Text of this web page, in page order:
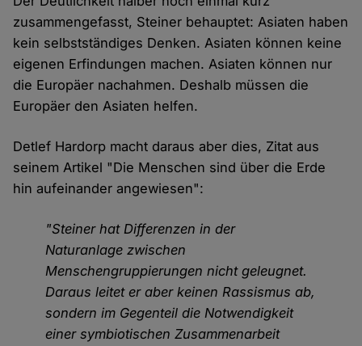
zusammengefasst, Steiner behauptet: Asiaten haben
kein selbstständiges Denken. Asiaten können keine
eigenen Erfindungen machen. Asiaten können nur
die Europäer nachahmen. Deshalb müssen die
Europäer den Asiaten helfen.
Detlef Hardorp macht daraus aber dies, Zitat aus
seinem Artikel "Die Menschen sind über die Erde
hin aufeinander angewiesen":
"Steiner hat Differenzen in der
Naturanlage zwischen
Menschengruppierungen nicht geleugnet.
Daraus leitet er aber keinen Rassismus ab,
sondern im Gegenteil die Notwendigkeit
einer symbiotischen Zusammenarbeit